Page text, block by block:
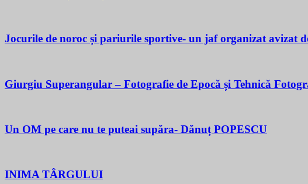
Jocurile de noroc și pariurile sportive- un jaf organizat avizat
Giurgiu Superangular – Fotografie de Epocă și Tehnică
Un OM pe care nu te puteai supăra- Dănuț POPESCU
INIMA TÂRGULUI